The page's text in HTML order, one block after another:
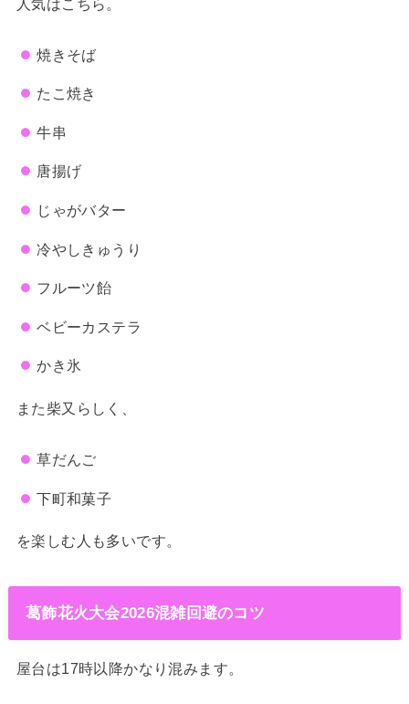
焼きそば
たこ焼き
牛串
唐揚げ
じゃがバター
冷やしきゅうり
フルーツ飴
ベビーカステラ
かき氷
また柴又らしく、
草だんご
下町和菓子
を楽しむ人も多いです。
葛飾花火大会2026混雑回避のコツ
屋台は17時以降かなり混みます。